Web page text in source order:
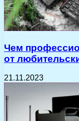
Чем
от
21.11.2023